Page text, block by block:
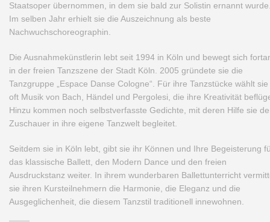
Staatsoper übernommen, in dem sie bald zur Solistin ernannt
Im selben Jahr erhielt sie die Auszeichnung als beste
Nachwuchschoreographin.
Die Ausnahmekünstlerin lebt seit 1994 in Köln und bewegt sich
in der freien Tanzszene der Stadt Köln. 2005 gründete sie die
Tanzgruppe „Espace Danse Cologne“. Für ihre Tanzstücke wählt sie
oft Musik von Bach, Händel und Pergolesi, die ihre Kreativität
Hinzu kommen noch selbstverfasste Gedichte, mit deren Hilfe sie
Zuschauer in ihre eigene Tanzwelt begleitet.
Seitdem sie in Köln lebt, gibt sie ihr Können und Ihre Begeisterung
das klassische Ballett, den Modern Dance und den freien
Ausdruckstanz weiter. In ihrem wunderbaren Ballettunterricht
sie ihren Kursteilnehmern die Harmonie, die Eleganz und die
Ausgeglichenheit, die diesem Tanzstil traditionell innewohnen.